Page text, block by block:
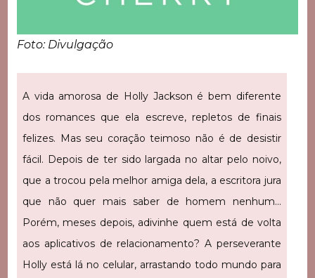
Foto: Divulgação
A vida amorosa de Holly Jackson é bem diferente
dos romances que ela escreve, repletos de finais
felizes. Mas seu coração teimoso não é de desistir
fácil. Depois de ter sido largada no altar pelo noivo,
que a trocou pela melhor amiga dela, a escritora jura
que não quer mais saber de homem nenhum…
Porém, meses depois, adivinhe quem está de volta
aos aplicativos de relacionamento? A perseverante
Holly está lá no celular, arrastando todo mundo para